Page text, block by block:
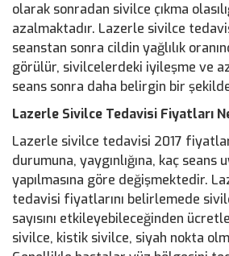
olarak sonradan sivilce çıkma
azalmaktadır. Lazerle sivilce
seanstan sonra cildin yağlılık
görülür, sivilcelerdeki iyileşme ve
seans sonra daha belirgin bir
Lazerle Sivilce Tedavisi Fiyatları
Lazerle sivilce tedavisi 2017
durumuna, yaygınlığına, kaç seans
yapılmasına göre değişmektedir.
tedavisi fiyatlarını belirlemede
sayısını etkileyebileceğinden
sivilce, kistik sivilce, siyah nokta